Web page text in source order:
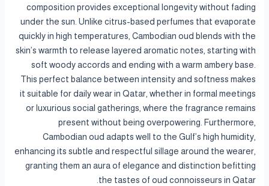
composition provides exceptional longevity without fading
under the sun. Unlike citrus-based perfumes that evaporate
quickly in high temperatures, Cambodian oud blends with the
skin’s warmth to release layered aromatic notes, starting with
soft woody accords and ending with a warm ambery base.
This perfect balance between intensity and softness makes
it suitable for daily wear in Qatar, whether in formal meetings
or luxurious social gatherings, where the fragrance remains
present without being overpowering. Furthermore,
Cambodian oud adapts well to the Gulf’s high humidity,
enhancing its subtle and respectful sillage around the wearer,
granting them an aura of elegance and distinction befitting
the tastes of oud connoisseurs in Qatar.